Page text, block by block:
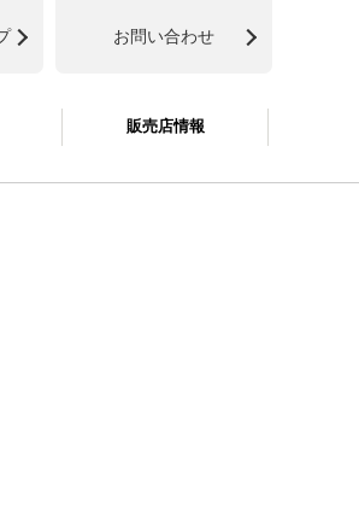
お問い合わせ
販売店情報